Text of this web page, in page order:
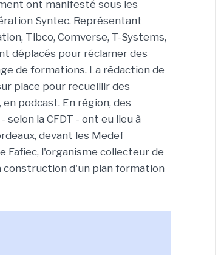
ont manifesté sous les
Syntec. Représentant
Tibco, Comverse, T-Systems,
déplacés pour réclamer des
de formations. La rédaction de
place pour recueillir des
podcast. En région, des
la CFDT - ont eu lieu à
devant les Medef
Fafiec, l'organisme collecteur de
construction d'un plan formation